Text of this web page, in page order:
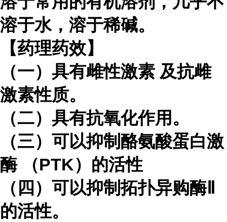
溶于水，溶于稀碱。
【药理药效】
（一）具有雌性激素 及抗雌
激素性质。
（二）具有抗氧化作用。
（三）可以抑制 酪氨酸蛋白激
酶
（PTK）的活性
（四）可以抑制拓扑异购酶Ⅱ
的活性。